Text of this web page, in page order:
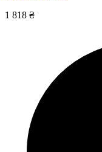
1 818 ₴